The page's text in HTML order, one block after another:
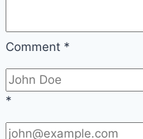
Comment *
*